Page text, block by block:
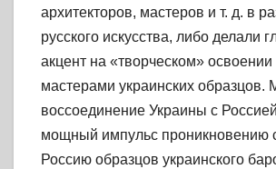
архитекторов, мастеров и т. д. в
русского искусства, либо делали
акцент на «творческом» освоении
мастерами украинских образцов.
воссоединение Украины с
мощный импульс проникновению
Россию образцов украинского